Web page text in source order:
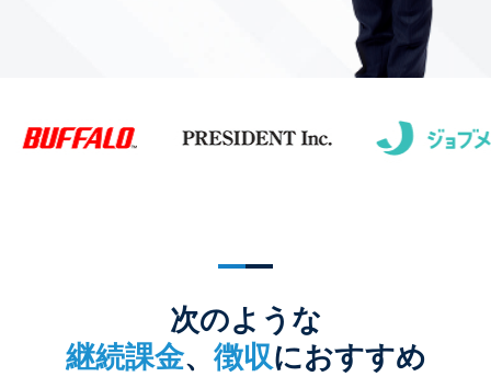
次のような
継続課金、 徴収におすすめ